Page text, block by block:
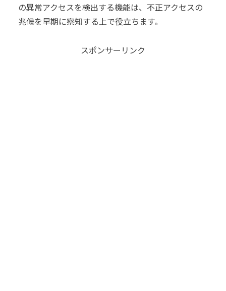
の異常アクセスを検出する機能は、不正アクセスの
兆候を早期に察知する上で役立ちます。
スポンサーリンク